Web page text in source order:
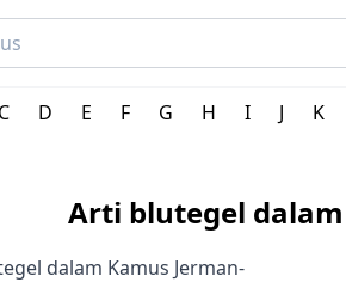
Bahasa Jerman
C D E F G H I J K
Arti blutegel
dalam Kamus Jerman-